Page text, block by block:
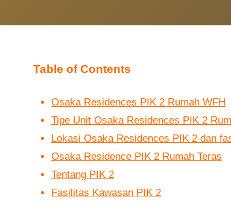
Table of Contents
Osaka Residences PIK 2 Rumah WFH
Tipe Unit Osaka Residences PIK 2
Lokasi Osaka Residences PIK 2 dan
Osaka Residence PIK 2 Rumah Teras
Tentang PIK 2
Fasilitas Kawasan PIK 2